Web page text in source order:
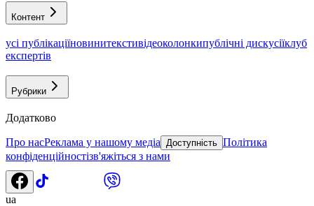
Контент
усі публікаціїновинитекстивідеоколонкипублічні дискусіїклуб
експертів
Рубрики
Додатково
Про насРеклама у нашому медіа Доступність Політика
конфіденційностізв'яжіться з нами
ua